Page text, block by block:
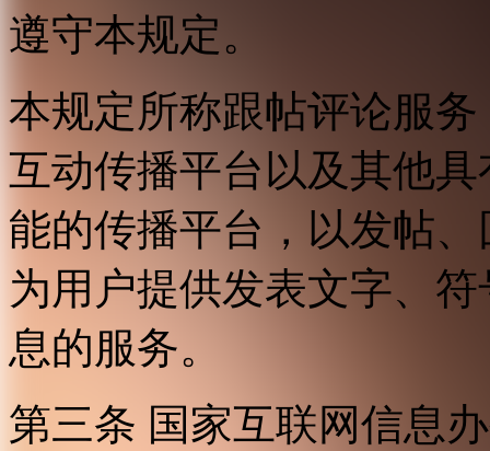
遵守本规定。
本规定所称跟帖评论服
互动传播平台以及其他
能的传播平台，以发帖
为用户提供发表文字、
息的服务。
第三条 国家互联网信息